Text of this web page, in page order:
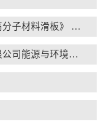
交通运输行业标准《桥梁支座用高分子材料滑板》 送审稿审查会在京召开...
河北省科学院与远征环保科技有限公司能源与环境新材料成果转化基地签约暨揭牌仪式...